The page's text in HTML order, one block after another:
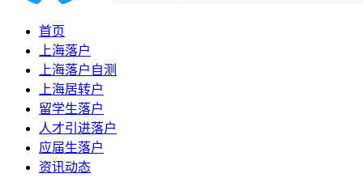
首页
上海落户
上海落户自测
上海居转户
留学生落户
人才引进落户
应届生落户
资讯动态